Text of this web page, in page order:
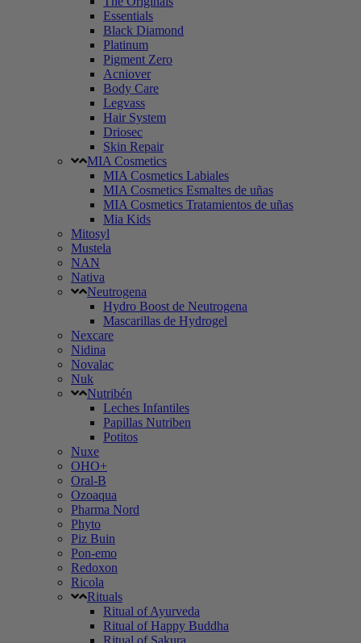
Essentials
Black Diamond
Platinum
Pigment Zero
Acniover
Body Care
Legvass
Hair System
Driosec
Skin Repair
MIA Cosmetics
MIA Cosmetics Labiales
MIA Cosmetics Esmaltes de uñas
MIA Cosmetics Tratamientos de uñas
Mia Kids
Mitosyl
Mustela
NAN
Nativa
Neutrogena
Hydro Boost de Neutrogena
Mascarillas de Hydrogel
Nexcare
Nidina
Novalac
Nuk
Nutribén
Leches Infantiles
Papillas Nutriben
Potitos
Nuxe
OHO+
Oral-B
Ozoaqua
Pharma Nord
Phyto
Piz Buin
Pon-emo
Redoxon
Ricola
Rituals
Ritual of Ayurveda
Ritual of Happy Buddha